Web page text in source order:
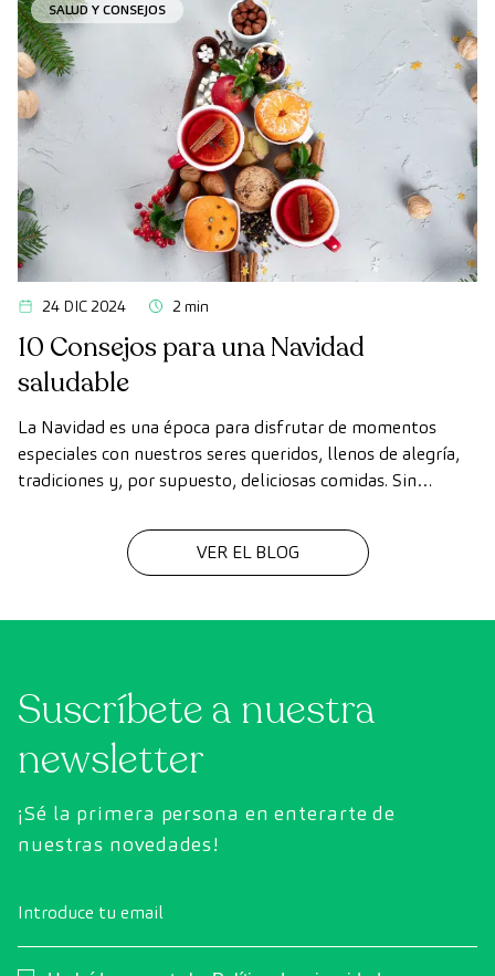
mental.SALUD Y CONSEJOS
24 DIC 2024 2 min
10 Consejos para una Navidad
saludable
La Navidad es una época para disfrutar de momentos
especiales con nuestros seres queridos, llenos de alegría,
tradiciones y, por supuesto, deliciosas comidas. Sin
vista nuestros hábitos saludables.
VER EL BLOG
Suscríbete a nuestra
newsletter
¡Sé la primera persona en enterarte de
nuestras novedades!
Introduce tu email